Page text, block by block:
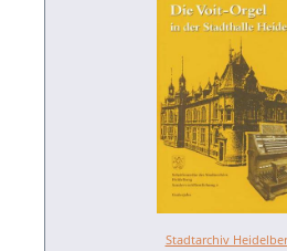
Abb. und 1 Plan, fester
Schutzumschlag. Edition
ISBN 978-3-924973-
Stadtarchiv